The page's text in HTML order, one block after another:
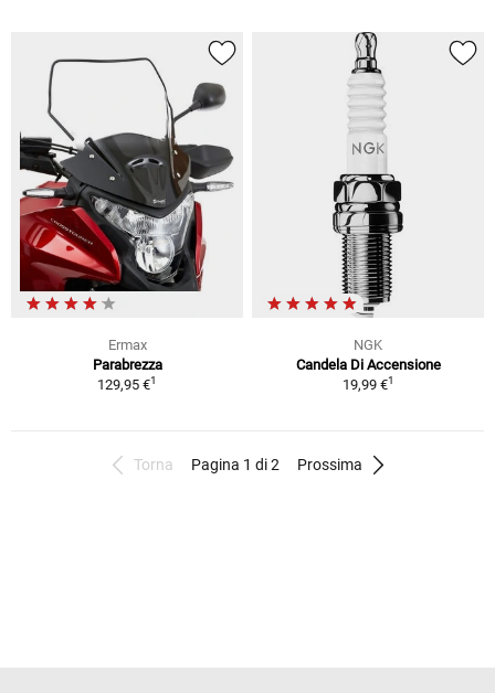
Ermax
Parabrezza
129,95 €1
NGK
Candela Di Accensione
19,99 €1
Torna Pagina 1 di 2 Prossima